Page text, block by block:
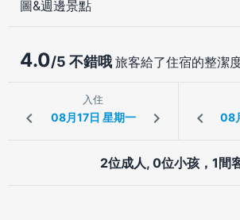
圖&週邊景點
4.0/5 不錯哦 旅客給了住宿的整潔
入住
2位成人, 0位小孩，1間